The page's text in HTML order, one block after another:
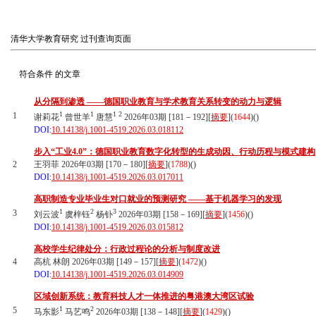
清华大学教育研究 过刊查询页面
符合条件 的文章
1
从分隔到渗透 ——德国职业教育与学术教育关系转变的动力与逻辑
谢莉花1 曾世羊1 唐慧1 2 2026年03期 [181－192][摘要](1644)()
DOI:10.14138/j.1001-4519.2026.03.018112
2
步入“工业4.0”：德国职业教育数字化转型的生成动因、行动历程与模式建构
王羽菲 2026年03期 [170－180][摘要](1788)()
DOI:10.14138/j.1001-4519.2026.03.017011
3
高职制造专业毕业生对口就业的预测研究 ——基于机器学习的发现
刘云波1 虞梓钰2 杨钋3 2026年03期 [158－169][摘要](1456)()
DOI:10.14138/j.1001-4519.2026.03.015812
4
高校学生纪律处分：行政过程论的分析与制度改进
高杭 林朗 2026年03期 [149－157][摘要](1472)()
DOI:10.14138/j.1001-4519.2026.03.014909
5
区域创新系统：教育科技人才一体推进的粤港澳大湾区试验
马东影1 马艺鸣2 2026年03期 [138－148][摘要](1429)()